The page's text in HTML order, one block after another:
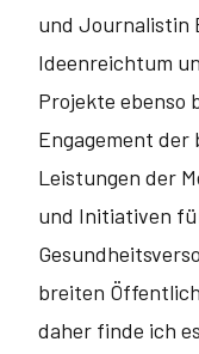
und Journalistin
Ideenreichtum
Projekte ebenso
Engagement der
Leistungen der
und Initiativen
breiten
daher finde ich